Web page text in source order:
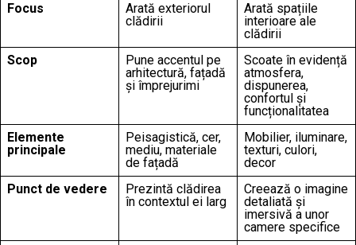
Focus
Arată exteriorul
clădirii
Arată spațiile
interioare ale
clădirii
Scop
Pune accentul pe
arhitectură, fațadă
și împrejurimi
Scoate în evidență
atmosfera,
dispunerea,
confortul și
funcționalitatea
Elemente
principale
Peisagistică, cer,
mediu, materiale
de fațadă
Mobilier, iluminare,
texturi, culori,
decor
Punct de vedere
Prezintă clădirea
în contextul ei larg
Creează o imagine
detaliată și
imersivă a unor
camere specifice